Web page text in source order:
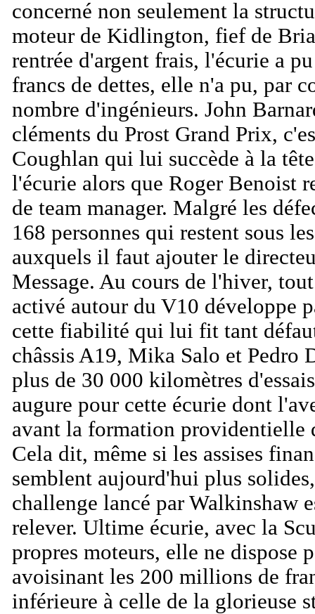
concerné non seulement la
moteur de Kidlington, fief de
rentrée d'argent frais, l'écurie a
francs de dettes, elle n'a pu, par
nombre d'ingénieurs. John
cléments du Prost Grand Prix,
Coughlan qui lui succède à la
l'écurie alors que Roger Benoist
de team manager. Malgré les
168 personnes qui restent sous
auxquels il faut ajouter le
Message. Au cours de l'hiver,
activé autour du V10 développe
cette fiabilité qui lui fit tant
châssis A19, Mika Salo et Pedro
plus de 30 000 kilomètres
augure pour cette écurie dont
avant la formation providentielle
Cela dit, même si les assises
semblent aujourd'hui plus
challenge lancé par Walkinshaw
relever. Ultime écurie, avec la
propres moteurs, elle ne dispose
avoisinant les 200 millions de
inférieure à celle de la glorieuse